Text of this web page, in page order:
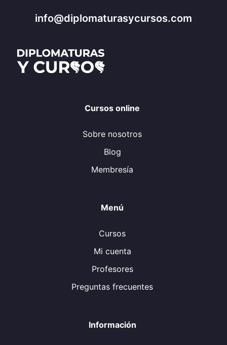
info@diplomaturasycursos.com
Cursos online
Sobre nosotros
Blog
Membresía
Menú
Cursos
Mi cuenta
Profesores
Preguntas frecuentes
Información